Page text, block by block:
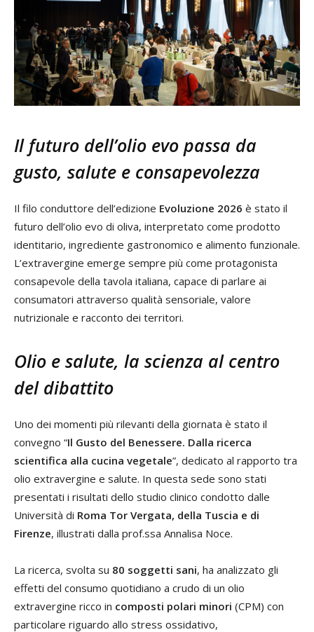
Il futuro dell’olio evo passa da
gusto, salute e consapevolezza
Il filo conduttore dell’edizione Evoluzione 2026 è stato il
futuro dell’olio evo di oliva, interpretato come prodotto
identitario, ingrediente gastronomico e alimento funzionale.
L’extravergine emerge sempre più come protagonista
consapevole della tavola italiana, capace di parlare ai
consumatori attraverso qualità sensoriale, valore
nutrizionale e racconto dei territori.
Olio e salute, la scienza al centro
del dibattito
Uno dei momenti più rilevanti della giornata è stato il
convegno “Il Gusto del Benessere. Dalla ricerca
scientifica alla cucina vegetale”, dedicato al rapporto tra
olio extravergine e salute. In questa sede sono stati
presentati i risultati dello studio clinico condotto dalle
Università di Roma Tor Vergata, della Tuscia e di
Firenze, illustrati dalla prof.ssa Annalisa Noce.
La ricerca, svolta su 80 soggetti sani, ha analizzato gli
effetti del consumo quotidiano a crudo di un olio
extravergine ricco in composti polari minori (CPM) con
particolare riguardo allo stress ossidativo,